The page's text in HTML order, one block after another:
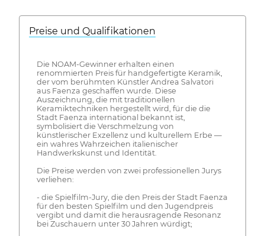
Preise und Qualifikationen
Die NOAM-Gewinner erhalten einen
renommierten Preis für handgefertigte Keramik,
der vom berühmten Künstler Andrea Salvatori
aus Faenza geschaffen wurde. Diese
Auszeichnung, die mit traditionellen
Keramiktechniken hergestellt wird, für die die
Stadt Faenza international bekannt ist,
symbolisiert die Verschmelzung von
künstlerischer Exzellenz und kulturellem Erbe —
ein wahres Wahrzeichen italienischer
Handwerkskunst und Identität.
Die Preise werden von zwei professionellen Jurys
verliehen:
- die Spielfilm-Jury, die den Preis der Stadt Faenza
für den besten Spielfilm und den Jugendpreis
vergibt und damit die herausragende Resonanz
bei Zuschauern unter 30 Jahren würdigt;